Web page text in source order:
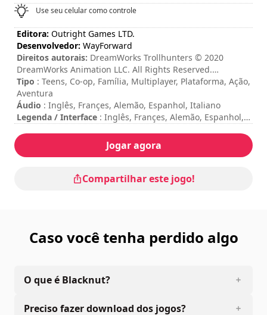
Use seu celular como controle
Editora: Outright Games LTD.
Desenvolvedor: WayForward
Direitos autorais: DreamWorks Trollhunters © 2020
DreamWorks Animation LLC. All Rights Reserved.
Published by Outright Games Limited. Software © 2020
Outright Games Limited. Developed by WayForward.
Distributed in Europe by BANDAI NAMCO Entertainment
Europe S.A.S. and its subsidiaries. All other trademarks
owners. All Rights Reserved.
Tipo : Teens, Co-op, Família, Multiplayer, Plataforma, Ação,
Aventura
Áudio : Inglês, Françes, Alemão, Espanhol, Italiano
Legenda / Interface : Inglês, Françes, Alemão, Espanhol,
Chinês, Japonês
Duração da sessão
: 10 - 30 minutos
: média
: Local, Cooperation, 2 Players
Jogar agora
Compartilhar este jogo!
Caso você tenha perdido algo
O que é Blacknut?
Preciso fazer download dos jogos?